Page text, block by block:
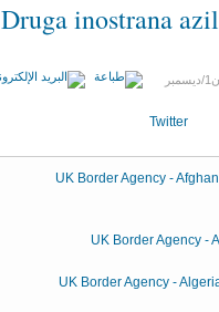
Druga inostrana
25 كانون1/ديسمبر
Twitter
UK Border Agency -
UK Border Agency -
UK Border Agency -